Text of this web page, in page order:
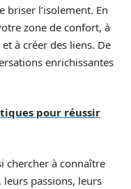
briser l’isolement. En
zone de confort, à
à créer des liens. De
enrichissantes
pour réussir
chercher à connaître
passions, leurs